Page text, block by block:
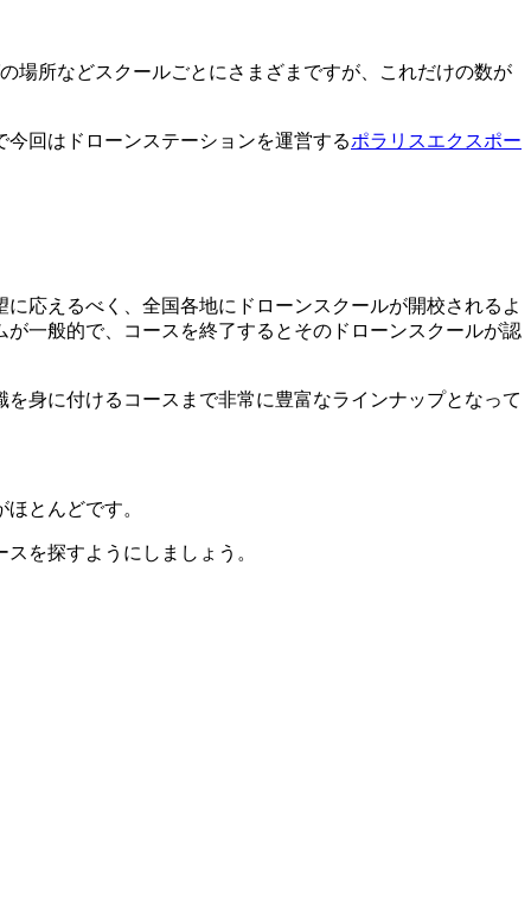
場所などスクールごとにさまざまですが、これだけの数が
回はドローンステーションを運営するポラリスエクスポー
応えるべく、全国各地にドローンスクールが開校されるよ
一般的で、コースを終了するとそのドローンスクールが認
身に付けるコースまで非常に豊富なラインナップとなって
とんどです。
を探すようにしましょう。